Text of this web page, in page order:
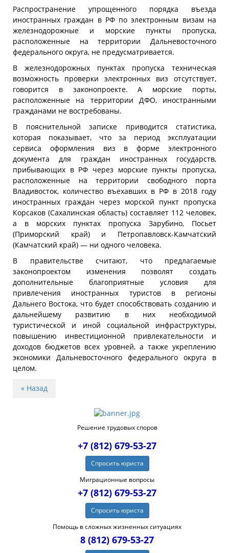
Распространение упрощенного порядка въезда
иностранных граждан в РФ по электронным визам на
железнодорожные и морские пункты пропуска,
расположенные на территории Дальневосточного
федерального округа, не предусматривается.
В железнодорожных пунктах пропуска техническая
возможность проверки электронных виз отсутствует,
говорится в законопроекте. А морские порты,
расположенные на территории ДФО, иностранными
гражданами не востребованы.
В пояснительной записке приводится статистика,
которая показывает, что за период эксплуатации
сервиса оформления виз в форме электронного
документа для граждан иностранных государств,
прибывающих в РФ через морские пункты пропуска,
расположенные на территории свободного порта
Владивосток, количество въехавших в РФ в 2018 году
иностранных граждан через морской пункт пропуска
Корсаков (Сахалинская область) составляет 112 человек,
а в морских пунктах пропуска Зарубино, Посьет
(Приморский край) и Петропавловск-Камчатский
(Камчатский край) — ни одного человека.
В правительстве считают, что предлагаемые
законопроектом изменения позволят создать
дополнительные благоприятные условия для
привлечения иностранных туристов в регионы
Дальнего Востока, что будет способствовать созданию и
дальнейшему развитию в них необходимой
туристической и иной социальной инфраструктуры,
повышению инвестиционной привлекательности и
доходов бюджетов всех уровней, а также укреплению
экономики Дальневосточного федерального округа в
целом.
« Назад
Решение трудовых споров
+7 (812) 679-53-27
Спросить юриста
Миграционные вопросы
+7 (812) 679-53-27
Спросить юриста
Помощь в сложных жизненных ситуациях
8 (812) 679-53-27